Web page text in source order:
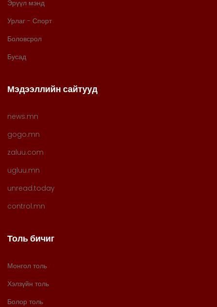
Эрүүл мэнд
Урлаг - Спорт
Боловсрол
Бусад
Мэдээллийн сайтууд
news.mn
gogo.mn
zaluu.com
ugluu.mn
unread.today
control.mn
Толь бичиг
Монгол толь
Хэлзүйн толь
Болор толь